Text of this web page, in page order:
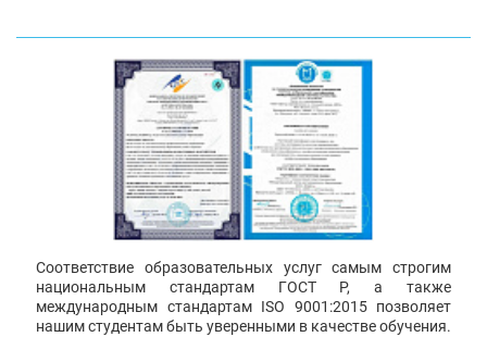
Соответствие образовательных услуг самым строгим
национальным стандартам ГОСТ Р, а также
международным стандартам ISO 9001:2015 позволяет
нашим студентам быть уверенными в качестве обучения.